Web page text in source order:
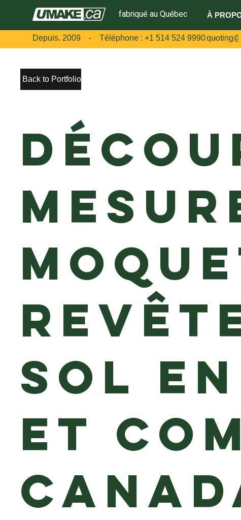
fabriqué au Québec À
Depuis. 2009 - Téléphone : +1 514 524 9990-
Back to Portfolio
sol
et